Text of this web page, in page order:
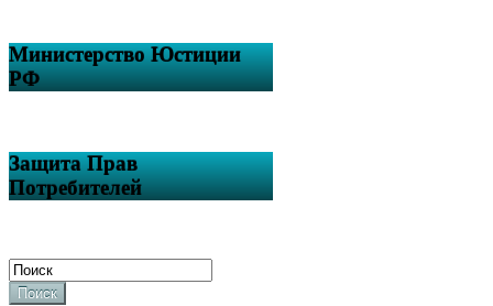
Министерство Юстиции
РФ
Защита Прав
Потребителей
Поиск